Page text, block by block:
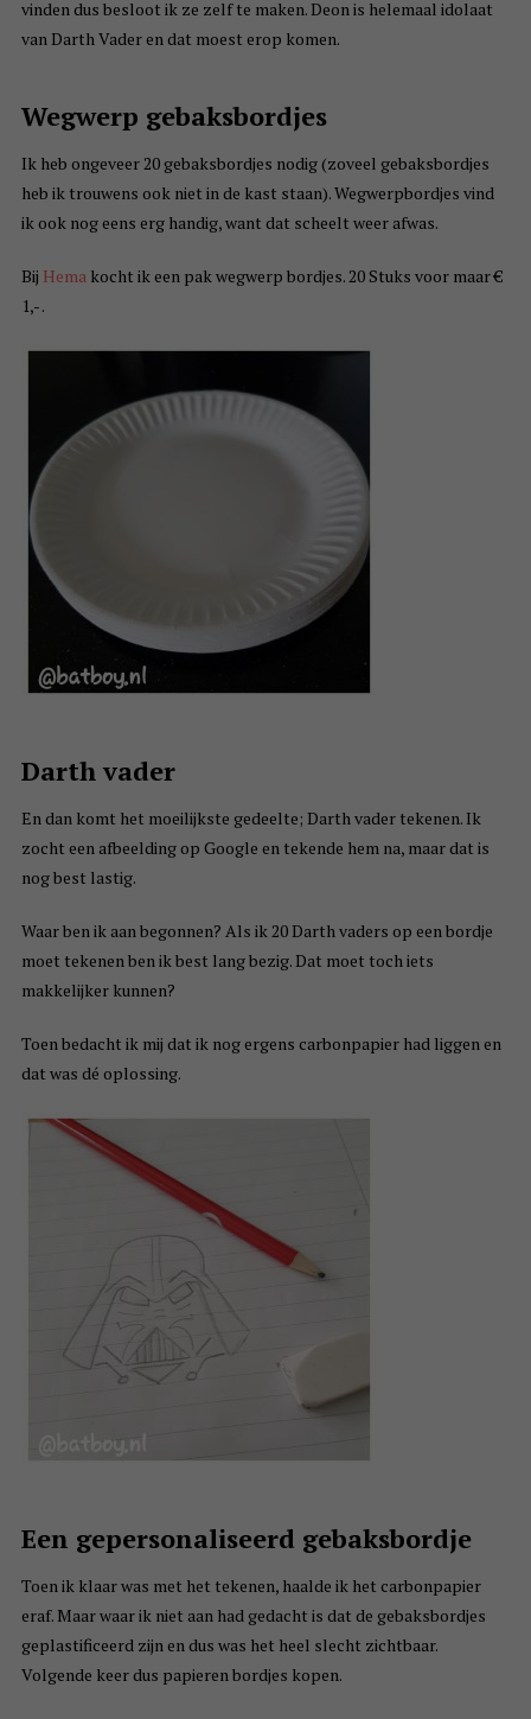
vinden dus besloot ik ze zelf te maken. Deon is helemaal idolaat
van Darth Vader en dat moest erop komen.
Wegwerp gebaksbordjes
Ik heb ongeveer 20 gebaksbordjes nodig (zoveel gebaksbordjes
heb ik trouwens ook niet in de kast staan). Wegwerpbordjes vind
ik ook nog eens erg handig, want dat scheelt weer afwas.
Bij Hemakocht ik een pak wegwerp bordjes. 20 Stuks voor maar €
1,- .
Darth vader
En dan komt het moeilijkste gedeelte; Darth vader tekenen. Ik
zocht een afbeelding op Google en tekende hem na, maar dat is
nog best lastig.
Waar ben ik aan begonnen? Als ik 20 Darth vaders op een bordje
moet tekenen ben ik best lang bezig. Dat moet toch iets
makkelijker kunnen?
Toen bedacht ik mij dat ik nog ergens carbonpapier had liggen en
dat was dé oplossing.
Een gepersonaliseerd gebaksbordje
Toen ik klaar was met het tekenen, haalde ik het carbonpapier
eraf. Maar waar ik niet aan had gedacht is dat de gebaksbordjes
geplastificeerd zijn en dus was het heel slecht zichtbaar.
Volgende keer dus papieren bordjes kopen.